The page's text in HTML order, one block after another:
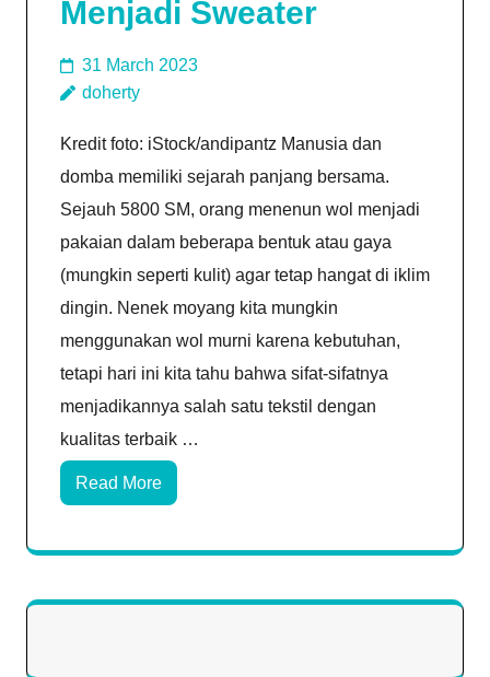
Menjadi Sweater
31 March 2023
doherty
Kredit foto: iStock/andipantz Manusia dan
domba memiliki sejarah panjang bersama.
Sejauh 5800 SM, orang menenun wol menjadi
pakaian dalam beberapa bentuk atau gaya
(mungkin seperti kulit) agar tetap hangat di iklim
dingin. Nenek moyang kita mungkin
menggunakan wol murni karena kebutuhan,
tetapi hari ini kita tahu bahwa sifat-sifatnya
menjadikannya salah satu tekstil dengan
kualitas terbaik …
Read More